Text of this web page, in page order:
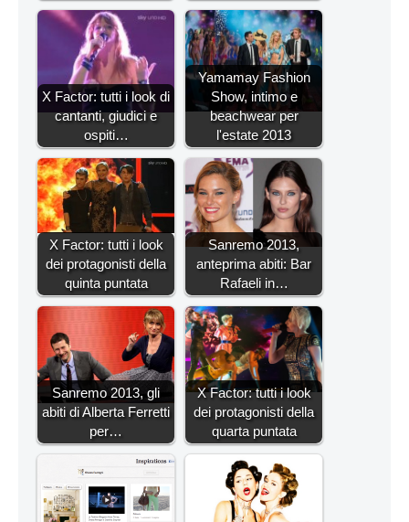
X Factor: tutti i look di
cantanti, giudici e
ospiti…
Yamamay Fashion
Show, intimo e
beachwear per
l'estate 2013
X Factor: tutti i look
dei protagonisti della
quinta puntata
Sanremo 2013,
anteprima abiti: Bar
Rafaeli in…
Sanremo 2013, gli
abiti di Alberta Ferretti
per…
X Factor: tutti i look
dei protagonisti della
quarta puntata